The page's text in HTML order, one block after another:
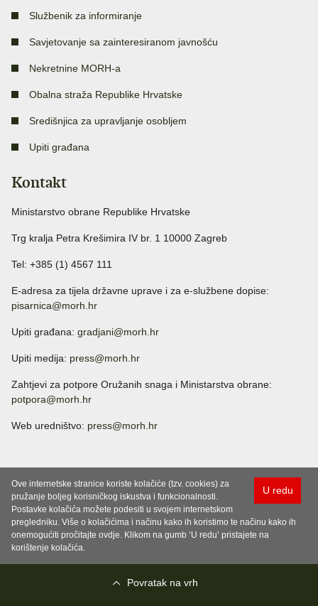
Službenik za informiranje
Savjetovanje sa zainteresiranom javnošću
Nekretnine MORH-a
Obalna straža Republike Hrvatske
Središnjica za upravljanje osobljem
Upiti građana
Kontakt
Ministarstvo obrane Republike Hrvatske
Trg kralja Petra Krešimira IV br. 1 10000 Zagreb
Tel: +385 (1) 4567 111
E-adresa za tijela državne uprave i za e-službene dopise:
pisarnica@morh.hr
Upiti građana: gradjani@morh.hr
Upiti medija: press@morh.hr
Zahtjevi za potpore Oružanih snaga i Ministarstva obrane:
potpora@morh.hr
Web uredništvo: press@morh.hr
U redu
Ove internetske stranice koriste kolačiće (tzv. cookies) za
pružanje boljeg korisničkog iskustva i funkcionalnosti.
Postavke kolačića možete podesiti u svojem internetskom
pregledniku. Više o kolačićima i načinu kako ih koristimo te načinu kako ih
onemogućiti pročitajte ovdje. Klikom na gumb ‘U redu’ pristajete na
korištenje kolačića.
Povratak na vrh